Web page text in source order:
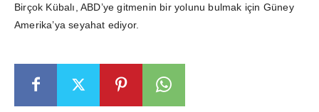
Birçok Kübalı, ABD’ye gitmenin bir yolunu bulmak için Güney
Amerika’ya seyahat ediyor.